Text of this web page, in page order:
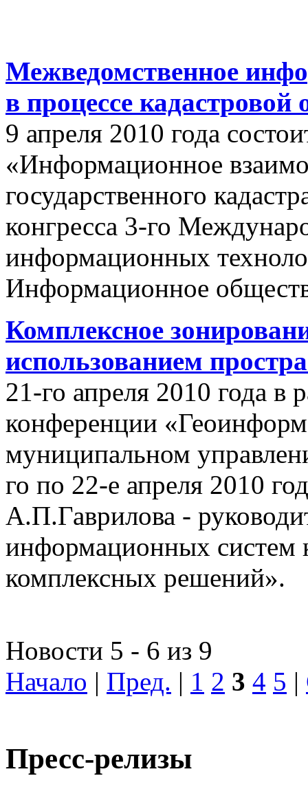
Межведомственное
в процессе
9 апреля 2010 года
«Информационное
государственного
конгресса 3-го
информационных
Информационное
Комплексное
использованием
21-го апреля 2010 года в
конференции
муниципальном
го по 22-е апреля 2010
А.П.Гаврилова -
информационных систем
комплексных решений».
Новости 5 - 6 из 9
Начало | Пред. | 1 2 3 4 5 |
Пресс-релизы